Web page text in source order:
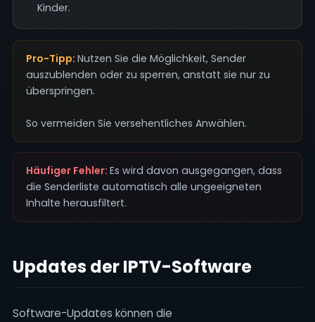
Kinder.
Pro-Tipp: Nutzen Sie die Möglichkeit, Sender
auszublenden oder zu sperren, anstatt sie nur zu
überspringen.
So vermeiden Sie versehentliches Anwählen.
Häufiger Fehler: Es wird davon ausgegangen, dass
die Senderliste automatisch alle ungeeigneten
Inhalte herausfiltert.
Updates der IPTV-Software
Software-Updates können die